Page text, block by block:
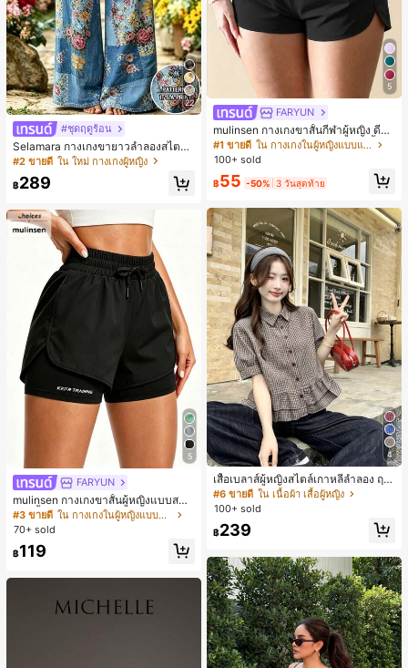
22
#ชุดฤดูร้อน
Selamara กางเกงขายาวลำลองสไตล์โ
บฮีเมียนสำหรับพักผ่อน สีกากี ผิวสัมผัส
มีเท็กซ์เจอร์ เอวสูงทรงหลวม เอวยางยืด
พร้อมเชือกรูด ทรงขาตรงทิ้งตัว ขากว้า
ดินทาง
#2 ขายดี ใน ใหม่ กางเกงผู้หญิง
฿289
5
FARYUN
mulinsen กางเกงขาสั้นผู้หญิงแบบสบา
ยๆ สีพื้น หลวม อเนกประสงค์ กางเกงขา
สั้นกีฬา 2-In-1 สำหรับวิ่ง ฟิตเนส และก
#3 ขายดี
ใน กางเกงในผู้หญิงแบบแอคทีฟ
70+ sold
฿119
5
FARYUN
mulinsen กางเกงขาสั้นกีฬาผู้หญิง ดีไซ
น์ปลายเปิด เอวยืดหยุ่น กางเกงขาสั้น
ลำลองกีฬาฤดูร้อน ความยาว 3/4
#1 ขายดี
ใน กางเกงในผู้หญิงแบบแอคทีฟ
100+ sold
฿55 -50% 3 วันสุดท้าย
4
เสื้อเบลาส์ผู้หญิงสไตล์เกาหลีลำลอง ฤดู
ใบไม้ผลิ/ฤดูร้อนใหม่ ชายระบาย ชิคแล
ะหรูหรา
#6 ขายดี ใน เนื้อผ้า เสื้อผู้หญิง
100+ sold
฿239